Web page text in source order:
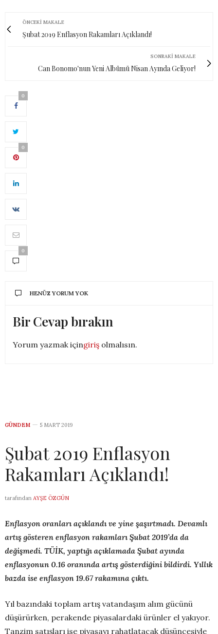
ÖNCEKI MAKALE
Şubat 2019 Enflasyon Rakamları Açıklandı!
SONRAKI MAKALE
Can Bonomo'nun Yeni Albümü Nisan Ayında Geliyor!
0
0
0
HENÜZ YORUM YOK
Bir Cevap bırakın
Yorum yazmak içingiriş olmalısın.
GÜNDEM 5 MART 2019
Şubat 2019 Enflasyon
Rakamları Açıklandı!
tarafından AYŞE ÖZGÜN
Enflasyon oranları açıklandı ve yine şaşırtmadı. Devamlı
artış gösteren enflasyon rakamları Şubat 2019’da da
değişmedi. TÜİK, yaptığı açıklamada Şubat ayında
enflasyonun 0.16 oranında artış gösterdiğini bildirdi. Yıllık
bazda ise enflasyon 19.67 rakamına çıktı.
Yıl bazındaki toplam artış vatandaşım alım gücünü
düşürürken, perakende piyasalardaki ürünler el yakıyor.
Tanzim satışları ise piyasayı rahatlatacak düşüncesiyle